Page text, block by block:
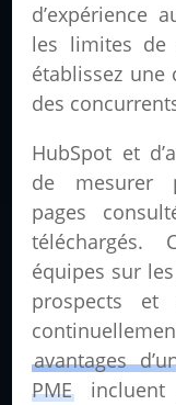
d’expérience
les limites de
établissez
des
HubSpot et
de mesurer
pages
téléchargés.
équipes sur
prospects et
avantages
PME